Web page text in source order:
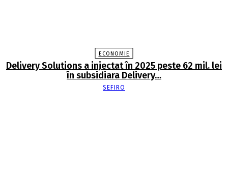
ECONOMIE
Delivery Solutions a injectat în 2025 peste 62 mil. lei
în subsidiara Delivery…
SEFIRO